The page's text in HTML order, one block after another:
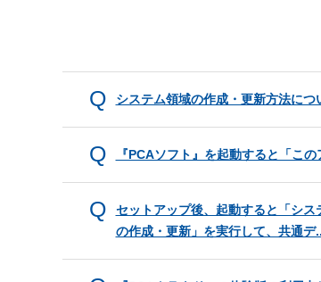
システム領域の作成・更新方法につ
『PCAソフト』を起動すると「こ
セットアップ後、起動すると「シ
の作成・更新」を実行して、共通デ